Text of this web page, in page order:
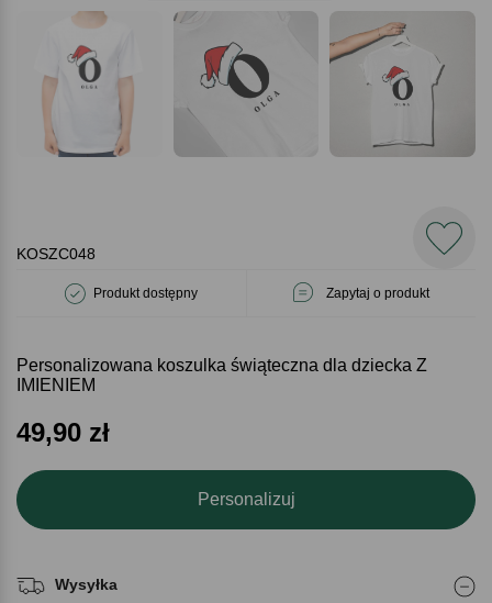
KOSZC048
Produkt dostępny Zapytaj o produkt
Personalizowana koszulka świąteczna dla dziecka Z
IMIENIEM
49,90 zł
Personalizuj
Wysyłka